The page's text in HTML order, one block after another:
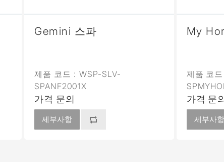
Gemini 스파
제품 코드 : WSP-SLV-
SPANF2001X
가격 문의
세부사항
My
제품 코
가격 문
세부사항